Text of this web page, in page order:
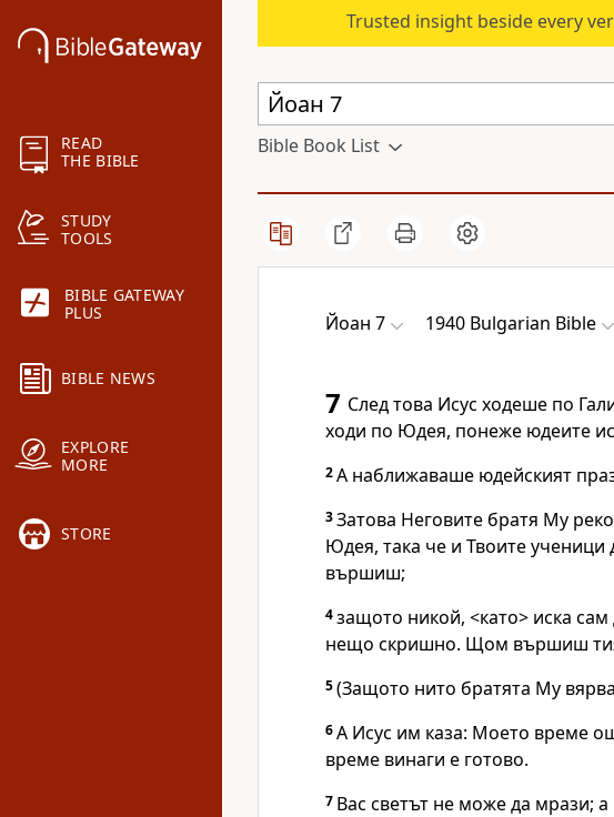
READ
THE BIBLE
STUDY
TOOLS
BIBLE GATEWAY
PLUS
BIBLE NEWS
EXPLORE
MORE
STORE
Trusted insight beside every
Bible Book List
Йоан 7 1940 Bulgarian Bible
7 След това Исус ходеше по
ходи по Юдея, понеже юдеите
2А наближаваше юдейският
3Затова Неговите братя Му
Юдея, така че и Твоите ученици
вършиш;
4защото никой, <като> иска
нещо скришно. Щом вършиш тия
5(Защото нито братята Му
6А Исус им каза: Моето време
време винаги е готово.
7 Вас светът не може да мрази;